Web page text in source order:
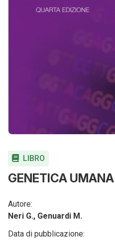
LIBRO
GENETICA
Autore:
Neri G., Genuardi M.
Data di pubblicazione: